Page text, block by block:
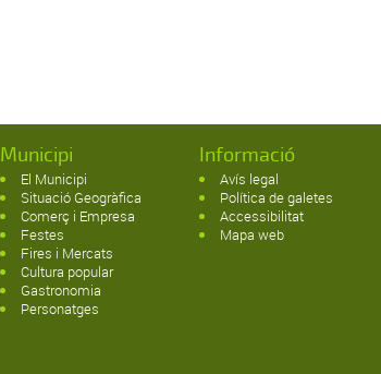
Municipi
El Municipi
Situació Geogràfica
Comerç i Empresa
Festes
Fires i Mercats
Cultura popular
Gastronomia
Personatges
Informació
Avís legal
Política de galetes
Accessibilitat
Mapa web